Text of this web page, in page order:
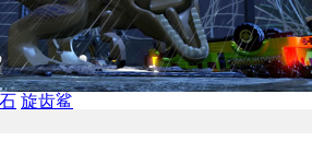
旋齿鲨